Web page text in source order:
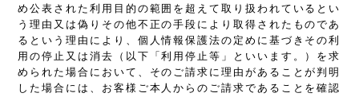
め公表された利用目的の範囲を超えて取り扱われているとい
う理由又は偽りその他不正の手段により取得されたものであ
るという理由により、個人情報保護法の定めに基づきその利
用の停止又は消去（以下「利用停止等」といいます。）を求
められた場合において、そのご請求に理由があることが判明
した場合には、お客様ご本人からのご請求であることを確認